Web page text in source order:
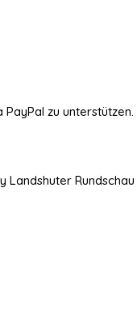
zu unterstützen.
Landshuter Rundschau